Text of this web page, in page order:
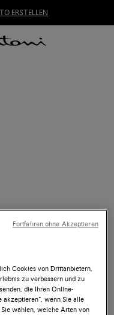
ERSTELLEN
Cookies von Drittanbietern,
zu verbessern und zu
die Ihren Online-
akzeptieren“, wenn Sie alle
wählen, welche Arten von
Fortfahren ohne Akzeptieren